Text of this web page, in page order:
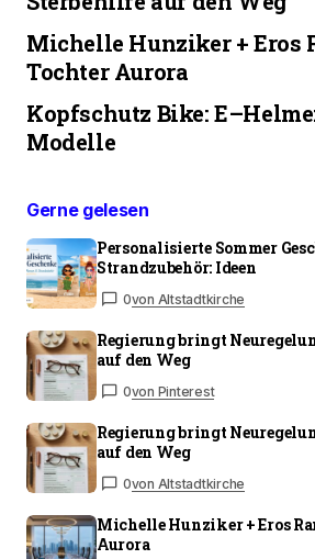
Michelle Hunziker + Eros
Tochter Aurora
Kopfschutz Bike:
Modelle
Gerne gelesen
Personalisierte Sommer
Strandzubehör: Ideen
0von Altstadtkirche
Regierung bringt
auf den Weg
0von Pinterest
Regierung bringt
auf den Weg
0von Altstadtkirche
Michelle Hunziker + Eros
Aurora